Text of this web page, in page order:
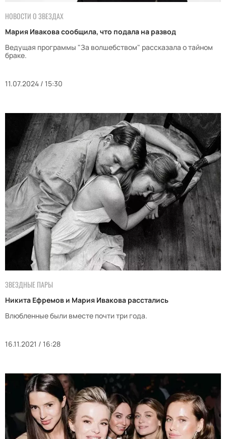
НОВОСТИ О ЗВЕЗДАХ
Мария Ивакова сообщила, что подала на развод
Ведущая программы "За волшебством" рассказала о тайном
браке.
11.07.2024 / 15:30
ЗВЕЗДНЫЕ ПАРЫ
Никита Ефремов и Мария Ивакова расстались
Влюбленные были вместе почти три года.
16.11.2021 / 16:28